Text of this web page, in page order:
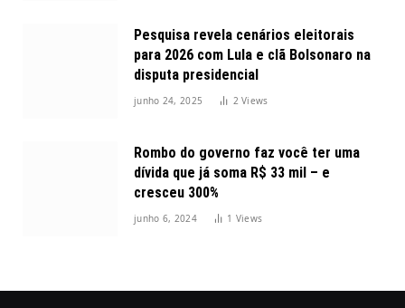
Pesquisa revela cenários eleitorais
para 2026 com Lula e clã Bolsonaro na
disputa presidencial
junho 24, 2025 2Views
Rombo do governo faz você ter uma
dívida que já soma R$ 33 mil – e
cresceu 300%
junho 6, 2024 1 Views